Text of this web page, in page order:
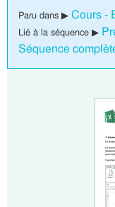
Paru dans ▶ Cours -
Lié à la séquence ▶
Séquence